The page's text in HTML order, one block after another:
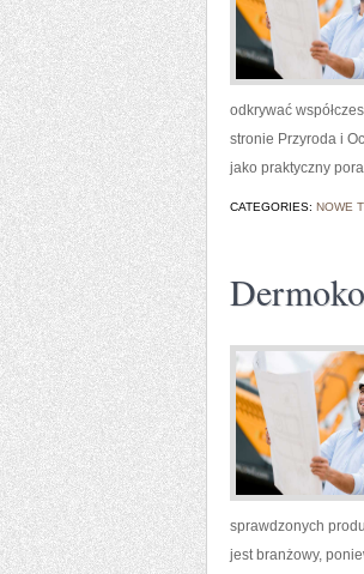
odkrywać
stronie Przyroda i
jako praktyczny
CATEGORIES: NOWE
sprawdzonych
jest branżowy,